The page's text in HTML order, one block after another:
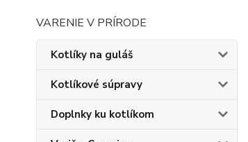
VARENIE V PRÍRODE
Kotlíky na guláš
Kotlíkové súpravy
Doplnky ku kotlíkom